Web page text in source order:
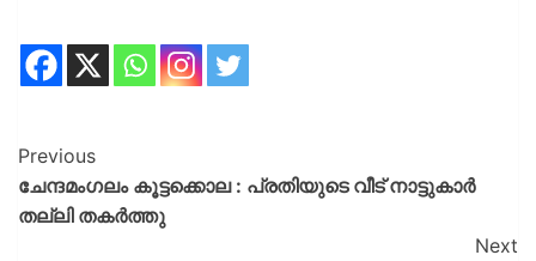
Previous
ചേന്ദമംഗലം കൂട്ടക്കൊല : പ്രതിയുടെ വീട് നാട്ടുകാർ
തല്ലി തകർത്തു
Next